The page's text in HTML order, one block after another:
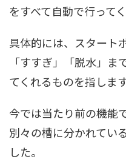
をすべて自動で行って
具体的には、スタート
「すすぎ」「脱水」
てくれるものを指します
今では当たり前の機能
別々の槽に分かれてい
した。